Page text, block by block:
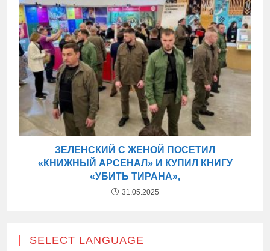
ЗЕЛЕНСКИЙ С ЖЕНОЙ ПОСЕТИЛ
«КНИЖНЫЙ АРСЕНАЛ» И КУПИЛ КНИГУ
«УБИТЬ ТИРАНА»,
31.05.2025
SELECT LANGUAGE